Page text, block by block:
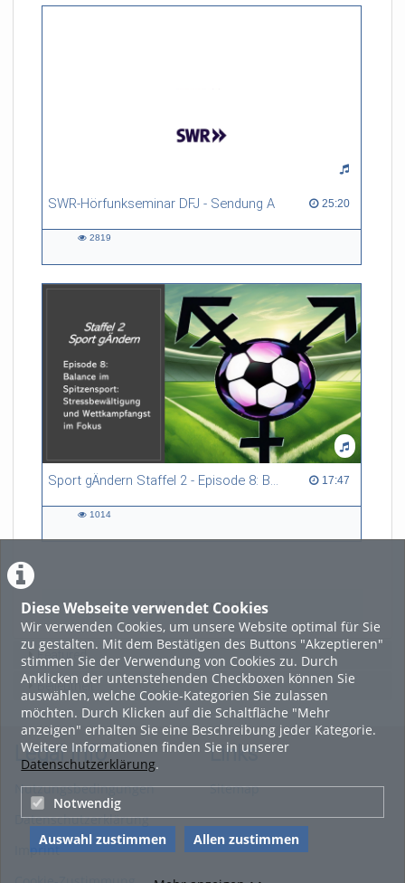
Diese Webseite verwendet Cookies
Wir verwenden Cookies, um unsere Website optimal für Sie
zu gestalten. Mit dem Bestätigen des Buttons "Akzeptieren"
stimmen Sie der Verwendung von Cookies zu. Durch
Anklicken der untenstehenden Checkboxen können Sie
auswählen, welche Cookie-Kategorien Sie zulassen
möchten. Durch Klicken auf die Schaltfläche "Mehr
anzeigen" erhalten Sie eine Beschreibung jeder Kategorie.
Weitere Informationen finden Sie in unserer
Datenschutzerklärung.
Notwendig
Auswahl zustimmen Allen zustimmen
SWR-Hörfunkseminar DFJ - Sendung A 25:20
25:20 duration
2819
Sport gÄndern Staffel 2 - Episode 8: Balance im Spitzensport: Stressbewältigung und Wettkampfangst im Fokus 17:47
17:47 duration
1014
LADE MEHR
Featured
Beliebtheit
Legal Info
Nutzungsbedingungen
Datenschutzerklärung
Imprint
Links
Sitemap